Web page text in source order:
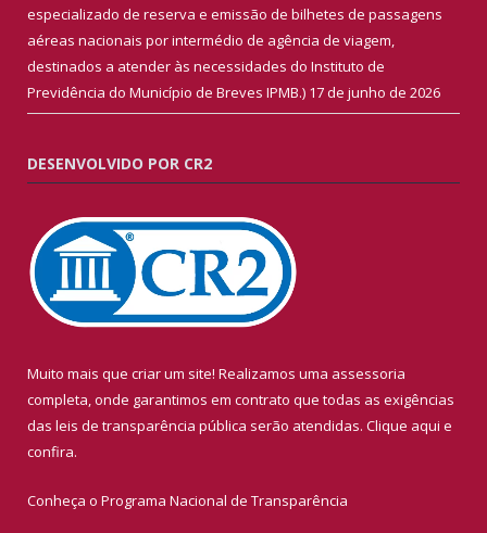
especializado de reserva e emissão de bilhetes de passagens
aéreas nacionais por intermédio de agência de viagem,
destinados a atender às necessidades do Instituto de
Previdência do Município de Breves IPMB.) 17 de junho de 2026
DESENVOLVIDO POR CR2
Muito mais que criar um site! Realizamos uma assessoria
completa, onde garantimos em contrato que todas as exigências
das leis de transparência pública serão atendidas. Clique aqui e
confira.
Conheça o Programa Nacional de Transparência